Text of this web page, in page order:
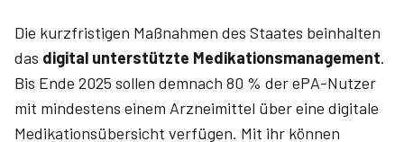
Die kurzfristigen Maßnahmen des Staates beinhalten
das digital unterstützte Medikationsmanagement.
Bis Ende 2025 sollen demnach 80 % der ePA-Nutzer
mit mindestens einem Arzneimittel über eine digitale
Medikationsübersicht verfügen. Mit ihr können